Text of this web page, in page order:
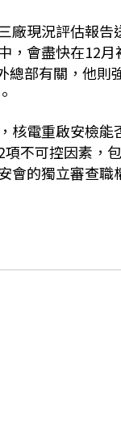
廠現況評估報
，會盡快在12
總部有關，他則
核電重啟安檢
不可控因素，
會的獨立審查